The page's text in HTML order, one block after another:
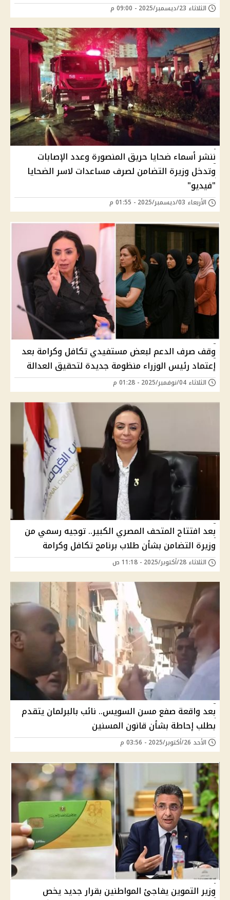
الثلاثاء 23/ديسمبر/2025 - 09:00 م
ننشر أسماء ضحايا حريق المنصورة وعدد الإصابات
وتدخل وزيرة التضامن لصرف مساعدات لاسر الضحايا
"فيديو"
الأربعاء 03/ديسمبر/2025 - 01:55 م
وقف صرف الدعم لبعض مستفيدي تكافل وكرامة بعد
إعتماد رئيس الوزراء منظومة جديدة لتحقيق العدالة
الثلاثاء 04/نوفمبر/2025 - 01:28 م
بعد افتتاح المتحف المصري الكبير.. توجيه رسمي من
وزيرة التضامن بشأن طلاب برنامج تكافل وكرامة
الثلاثاء 28/أكتوبر/2025 - 11:18 ص
بعد واقعة صفع مسن السويس.. نائب بالبرلمان يتقدم
بطلب إحاطة بشأن قانون المسنين
الأحد 26/أكتوبر/2025 - 03:56 م
وزير التموين يفاجئ المواطنين بقرار جديد يخص